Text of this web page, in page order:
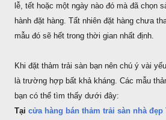
lễ, tết hoặc một ngày nào đó mà đã chọn
hành đặt hàng. Tất nhiên đặt hàng chưa
mẫu đó sẽ hết trong thời gian nhất định.
Khi đặt thảm trải sàn bạn nên chú ý vài
là trường hợp bất khả kháng. Các mẫu
bạn có thể tìm thấy dưới đây:
Tại cửa hàng bán thảm trải sàn nhà đẹp